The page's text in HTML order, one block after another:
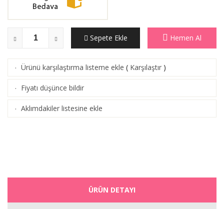
Sepete Ekle Hemen Al
· Ürünü karşılaştırma listeme ekle ( Karşılaştır )
· Fiyatı düşünce bildir
· Aklımdakiler listesine ekle
ÜRÜN DETAYI